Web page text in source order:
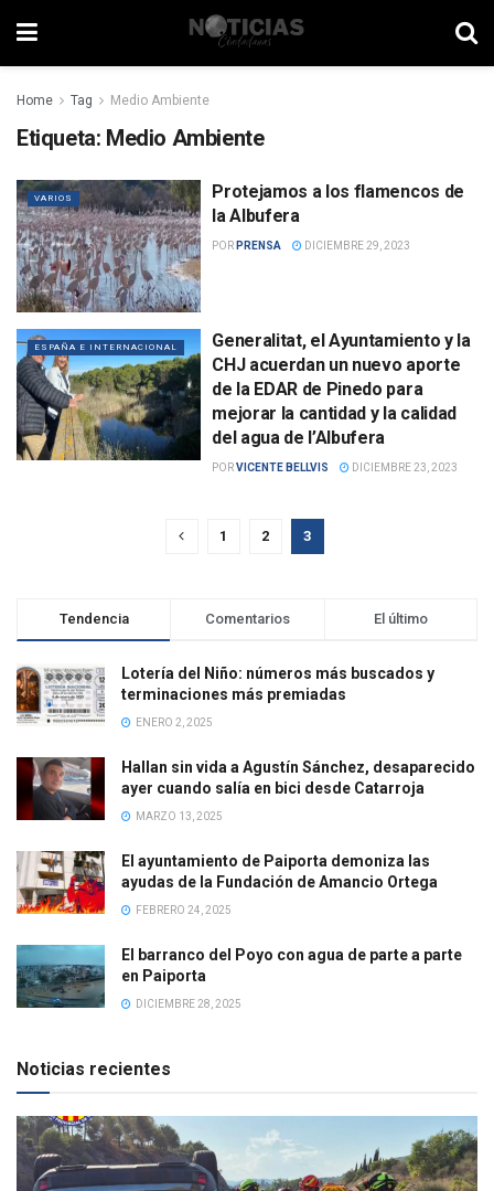
Home Tag Medio Ambiente
Etiqueta: Medio Ambiente
VARIOS
Protejamos a los flamencos de
la Albufera
POR PRENSA DICIEMBRE 29, 2023
ESPAÑA E INTERNACIONAL
Generalitat, el Ayuntamiento y la
CHJ acuerdan un nuevo aporte
de la EDAR de Pinedo para
mejorar la cantidad y la calidad
del agua de l’Albufera
PORVICENTE BELLVIS DICIEMBRE 23, 2023
1 2 3
Tendencia Comentarios El último
Lotería del Niño: números más buscados y
terminaciones más premiadas
ENERO 2, 2025
Hallan sin vida a Agustín Sánchez, desaparecido
ayer cuando salía en bici desde Catarroja
MARZO 13, 2025
El ayuntamiento de Paiporta demoniza las
ayudas de la Fundación de Amancio Ortega
FEBRERO 24, 2025
El barranco del Poyo con agua de parte a parte
en Paiporta
DICIEMBRE 28, 2025
Noticias recientes